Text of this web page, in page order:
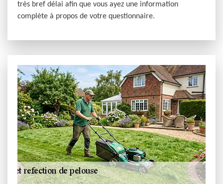
très bref délai afin que vous ayez une information
complète à propos de votre questionnaire.